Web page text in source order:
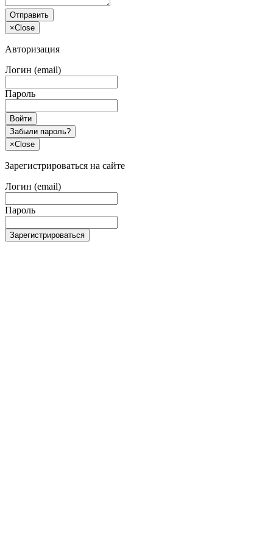
Отправить
×Close
Авторизация
Логин (email)
Пароль
Войти
Забыли пароль?
×Close
Зарегистрироваться на сайте
Логин (email)
Пароль
Зарегистрироваться